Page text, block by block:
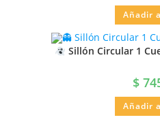
Añadir
Sillón Circular 1
$
Añadir